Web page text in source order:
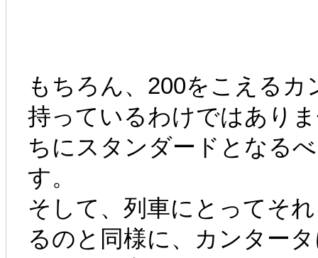
もちろん、200をこえる
持っているわけではあり
ちにスタンダードとなる
す。
そして、列車にとってそ
るのと同様に、カンター